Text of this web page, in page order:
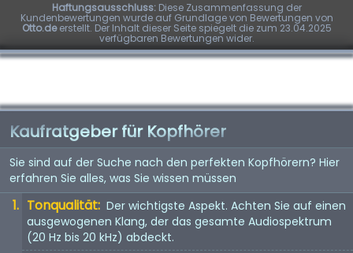
Haftungsausschluss:Diese Zusammenfassung der
Kundenbewertungen wurde auf Grundlage von Bewertungen von
Otto.deerstellt. Der Inhalt dieser Seite spiegelt die zum 23.04.2025
verfügbaren Bewertungen wider.
Kaufratgeber für Kopfhörer
Sie sind auf der Suche nach den perfekten Kopfhörern? Hier
erfahren Sie alles, was Sie wissen müssen
Tonqualität: Der wichtigste Aspekt. Achten Sie auf einen
ausgewogenen Klang, der das gesamte Audiospektrum
(20 Hz bis 20 kHz) abdeckt.